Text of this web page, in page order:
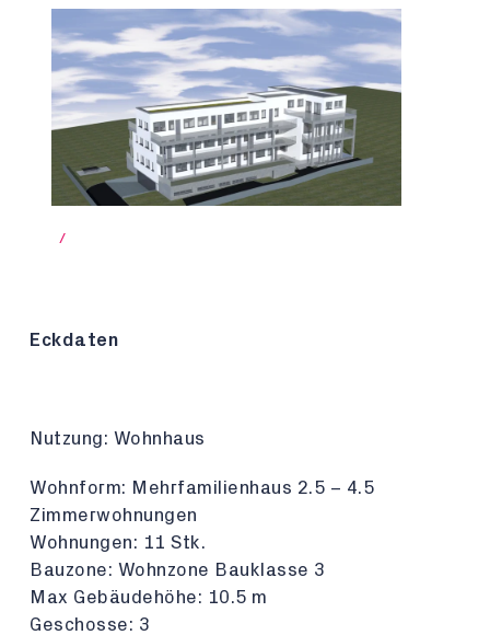
/
Eckdaten
Nutzung: Wohnhaus
Wohnform: Mehrfamilienhaus 2.5 – 4.5
Zimmerwohnungen
Wohnungen: 11 Stk.
Bauzone: Wohnzone Bauklasse 3
Max Gebäudehöhe: 10.5 m
Geschosse: 3